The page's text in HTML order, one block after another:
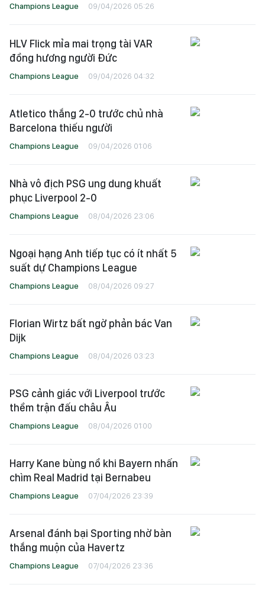
Champions League 09/04/2026 05:26
HLV Flick mỉa mai trọng tài VAR
đồng hương người Đức
Champions League 09/04/2026 04:32
Atletico thắng 2-0 trước chủ nhà
Barcelona thiếu người
Champions League 09/04/2026 01:06
Nhà vô địch PSG ung dung khuất
phục Liverpool 2-0
Champions League 08/04/2026 23:06
Ngoại hạng Anh tiếp tục có ít nhất 5
suất dự Champions League
Champions League 08/04/2026 09:27
Florian Wirtz bất ngờ phản bác Van
Dijk
Champions League 08/04/2026 03:23
PSG cảnh giác với Liverpool trước
thềm trận đấu châu Âu
Champions League 08/04/2026 01:00
Harry Kane bùng nổ khi Bayern nhấn
chìm Real Madrid tại Bernabeu
Champions League 07/04/2026 23:39
Arsenal đánh bại Sporting nhờ bàn
thắng muộn của Havertz
Champions League 07/04/2026 23:36